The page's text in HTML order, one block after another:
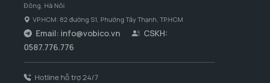
Đông, Hà Nôi
VP.HCM: 82 đường S1, Phường Tây Thạnh, TP.HCM
Email: info@vobico.vn
CSKH:
0587.776.776
Hotline hỗ trợ 24/7